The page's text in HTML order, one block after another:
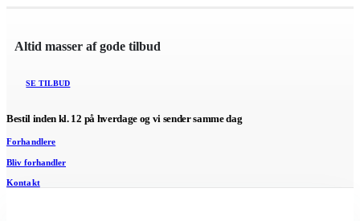
Altid masser af gode tilbud
SE TILBUD
Bestil inden kl. 12 på hverdage og vi sender samme dag
Forhandlere
Bliv forhandler
Kontakt